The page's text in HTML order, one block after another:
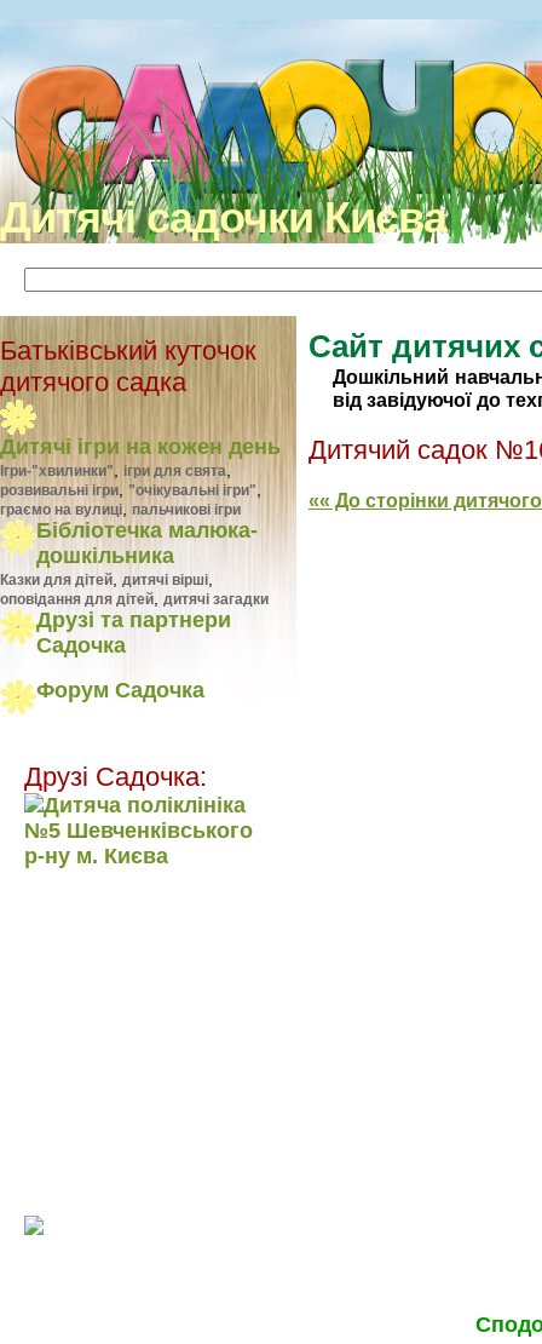
Дитячі садочки Києва
Батьківський куточок
дитячого садка
Дитячі ігри на кожен день
Ігри-"хвилинки" ігри для свята
розвивальні ігри "очікувальні ігри"
граємо на вулиці пальчикові ігри
Бібліотечка малюка-
дошкільника
Казки для дітей дитячі вірші
оповідання для дітей дитячі загадки
Друзі та партнери
Садочка
Форум Садочка
Друзі Садочка:
Сайт дитячих
Дошкільний
від завідуючої до
Дитячий садок
«« До сторінки